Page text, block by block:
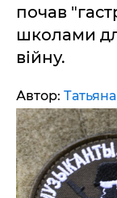
почав
школами
війну.
Автор: